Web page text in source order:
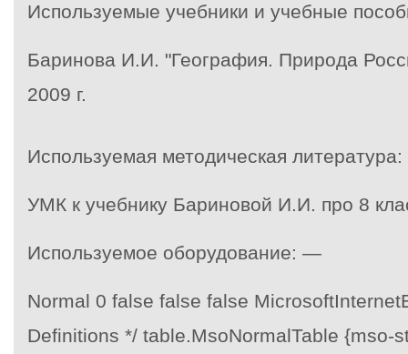
Используемые учебники и учебные
Баринова И.И. "География. Природа
2009 г.
Используемая методическая
УМК к учебнику Бариновой И.И. про 8
Используемое оборудование: —
Normal 0 false false false
Definitions */ table.MsoNormalTable {mso-